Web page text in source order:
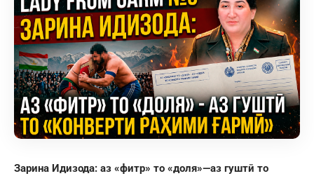
Зарина Идизода: аз «фитр» то «доля»—аз гуштӣ то